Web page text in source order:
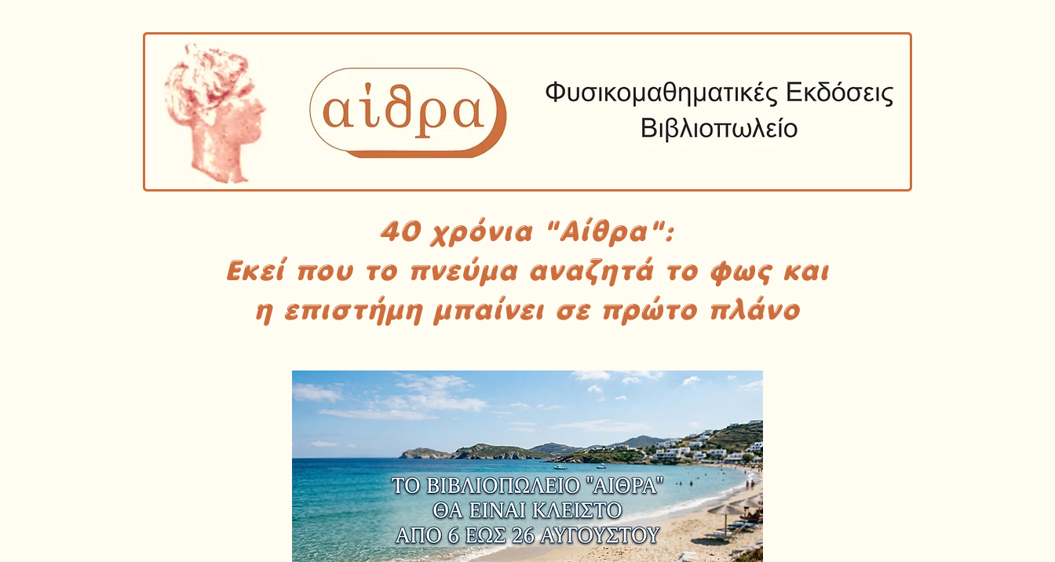
40 χρόνια "Αίθρα":
Εκεί που το πνεύμα αναζητά το φως και
η επιστήμη μπαίνει σε πρώτο πλάνο